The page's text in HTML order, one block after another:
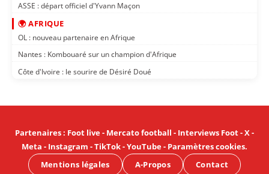
ASSE : départ officiel d'Yvann Maçon
🌍 AFRIQUE
OL : nouveau partenaire en Afrique
Nantes : Kombouaré sur un champion d'Afrique
Côte d'Ivoire : le sourire de Désiré Doué
Partenaires: Foot live- Mercato football - Interviews Foot-X-
Meta - Instagram -TikTok-YouTube- Paramètres cookies.
Mentions légales
A-Propos Contact